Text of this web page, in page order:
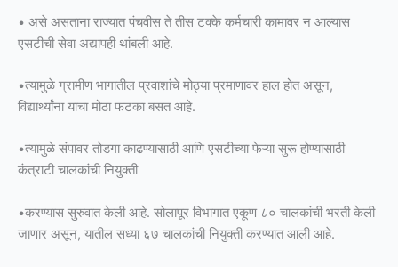
• असे असताना राज्यात पंचवीस ते तीस टक्के कर्मचारी कामावर न आल्यास
एसटीची सेवा अद्यापही थांबली आहे.
•त्यामुळे ग्रामीण भागातील प्रवाशांचे मोठ्या प्रमाणावर हाल होत असून,
विद्यार्थ्यांना याचा मोठा फटका बसत आहे.
•त्यामुळे संपावर तोडगा काढण्यासाठी आणि एसटीच्या फेऱ्या सुरू होण्यासाठी
कंत्राटी चालकांची नियुक्ती
•करण्यास सुरुवात केली आहे. सोलापूर विभागात एकूण ८० चालकांची भरती केली
जाणार असून, यातील सध्या ६७ चालकांची नियुक्ती करण्यात आली आहे.